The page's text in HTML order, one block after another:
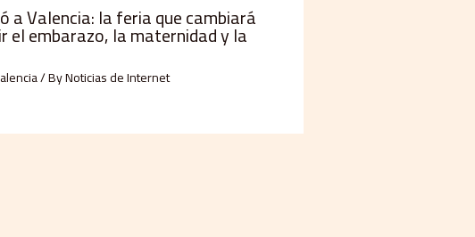
a Valencia: la feria que cambiará
el embarazo, la maternidad y la
/ ByNoticias de Internet